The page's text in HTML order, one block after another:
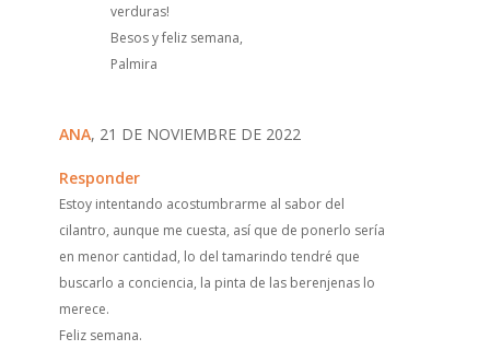
verduras!
Besos y feliz semana,
Palmira
ANA, 21 DE NOVIEMBRE DE 2022
Responder
Estoy intentando acostumbrarme al sabor del
cilantro, aunque me cuesta, así que de ponerlo sería
en menor cantidad, lo del tamarindo tendré que
buscarlo a conciencia, la pinta de las berenjenas lo
merece.
Feliz semana.